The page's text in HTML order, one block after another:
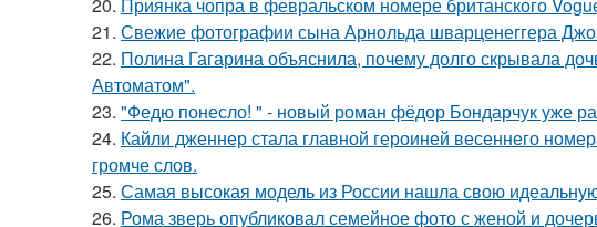
21. Свежие фотографии сына Арнольда шварценеггера
22. Полина Гагарина объяснила, почему долго скрывала
Автоматом".
23. "Федю понесло! " - новый роман фёдор Бондарчук уже
24. Кайли дженнер стала главной героиней весеннего
громче слов.
25. Самая высокая модель из России нашла свою
26. Рома зверь опубликовал семейное фото с женой и